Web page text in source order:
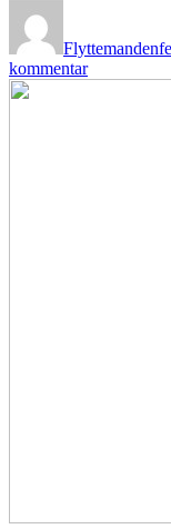
Flyttemanden
kommentartil